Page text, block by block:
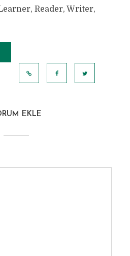
Reader, Writer,
EKLE